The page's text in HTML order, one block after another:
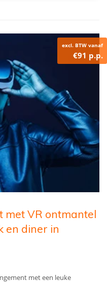
excl. BTW vanaf
€91 p.p.
VR ontmantel
en diner in
met een leuke